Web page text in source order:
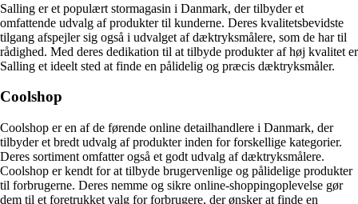
Salling er et populært stormagasin i Danmark, der tilbyder et
omfattende udvalg af produkter til kunderne. Deres kvalitetsbevidste
tilgang afspejler sig også i udvalget af dæktryksmålere, som de har til
rådighed. Med deres dedikation til at tilbyde produkter af høj kvalitet er
Salling et ideelt sted at finde en pålidelig og præcis dæktryksmåler.
Coolshop
Coolshop er en af de førende online detailhandlere i Danmark, der
tilbyder et bredt udvalg af produkter inden for forskellige kategorier.
Deres sortiment omfatter også et godt udvalg af dæktryksmålere.
Coolshop er kendt for at tilbyde brugervenlige og pålidelige produkter
til forbrugerne. Deres nemme og sikre online-shoppingoplevelse gør
dem til et foretrukket valg for forbrugere, der ønsker at finde en